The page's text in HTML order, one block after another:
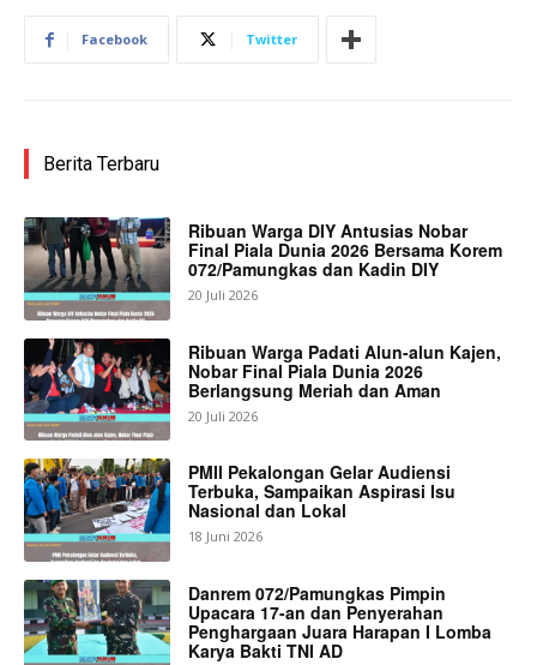
Facebook Twitter
Berita Terbaru
Ribuan Warga DIY Antusias Nobar
Final Piala Dunia 2026 Bersama Korem
072/Pamungkas dan Kadin DIY
20 Juli 2026
Ribuan Warga Padati Alun-alun Kajen,
Nobar Final Piala Dunia 2026
Berlangsung Meriah dan Aman
20 Juli 2026
PMII Pekalongan Gelar Audiensi
Terbuka, Sampaikan Aspirasi Isu
Nasional dan Lokal
18 Juni 2026
Danrem 072/Pamungkas Pimpin
Upacara 17-an dan Penyerahan
Penghargaan Juara Harapan I Lomba
Karya Bakti TNI AD